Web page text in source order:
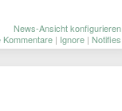
News-Ansicht konfigurieren
Kommentare | Ignore | Notifies